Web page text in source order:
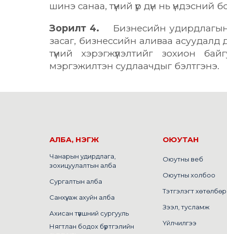
шинэ санаа, түүний үр дүн нь
Зорилт 4.
Бизнесийн удирдлагын
засаг, бизнессийн аливаа асуудалд
түүний хэрэгжүүлэлтийг зохион
мэргэжилтэн судлаачдыг бэлтгэнэ.
АЛБА, НЭГЖ
Чанарын удирдлага,
зохицуулалтын алба
Сургалтын алба
Санхүү, аж ахуйн алба
Ахисан түвшний сургууль
Нягтлан бодох бүртгэлийн
ОЮУТАН
Оюутны веб
Оюутны холбоо
Тэтгэлэгт хөтөлбөр
Зээл, тусламж
Үйлчилгээ